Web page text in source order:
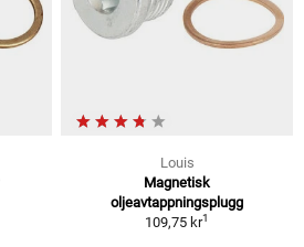
Louis
Magnetisk
oljeavtappningsplugg
109,75 kr1